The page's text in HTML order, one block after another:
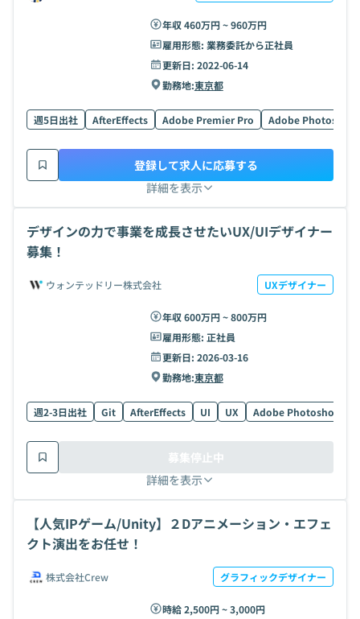
年収 460万円 ~ 960万円
雇用形態: 業務委託から正社員
更新日: 2022-06-14
勤務地:東京都
週5日出社 AfterEffects Adobe Premier Pro Adobe Photoshop
詳細を表示
登録して求人に応募する
デザインの力で事業を成長させたいUX/UIデザイナー
募集！
ウォンテッドリー株式会社 UXデザイナー
年収 600万円 ~ 800万円
雇用形態: 正社員
更新日: 2026-03-16
勤務地:東京都
週2-3日出社 Git AfterEffects UI UX Adobe Photoshop
詳細を表示
募集停止中
【人気IPゲーム/Unity】２Dアニメーション・エフェ
クト演出をお任せ！
株式会社Crew グラフィックデザイナー
時給 2,500円 ~ 3,000円